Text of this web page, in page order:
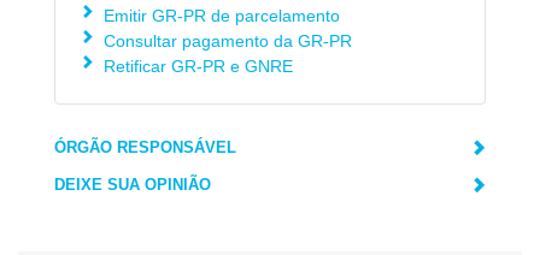
Emitir GR-PR de parcelamento
Consultar pagamento da GR-PR
Retificar GR-PR e GNRE
ÓRGÃO RESPONSÁVEL
DEIXE SUA OPINIÃO